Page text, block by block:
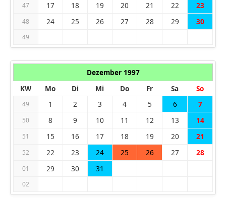
47 17 18 19 20 21 22 23
48 24 25 26 27 28 29 30
49
Dezember 1997
KW
Mo Di Mi Do Fr Sa So
49 1 2 3 4 5 6 7
50 8 9 10 11 12 13 14
51 15 16 17 18 19 20 21
52 22 23 24 25 26 27 28
01 29 30 31
02